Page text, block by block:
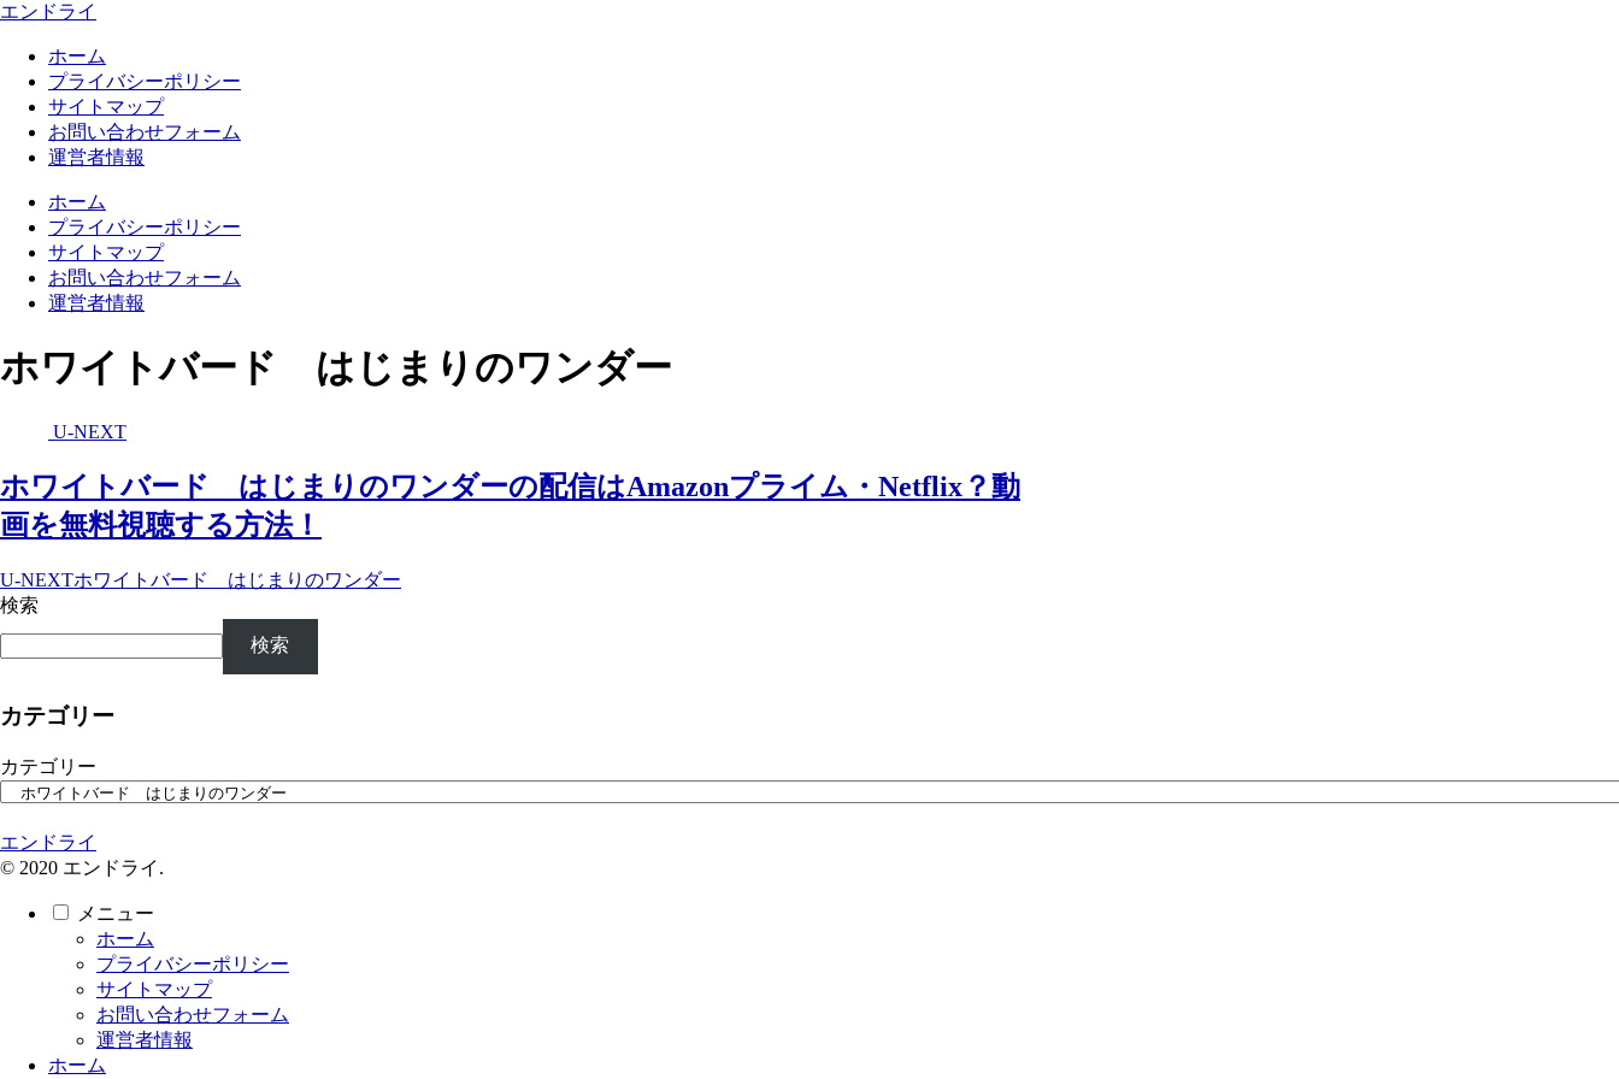
エンドライ
ホーム
プライバシーポリシー
サイトマップ
お問い合わせフォーム
運営者情報
ホーム
プライバシーポリシー
サイトマップ
お問い合わせフォーム
運営者情報
ホワイトバード はじまりのワンダー
U-NEXT
ホワイトバード はじまりのワンダーの配信はAmazonプライム・Netflix？動
画を無料視聴する方法！
U-NEXTホワイトバード はじまりのワンダー
検索
検索
カテゴリー
カテゴリー
エンドライ
© 2020 エンドライ.
メニュー
ホーム
プライバシーポリシー
サイトマップ
お問い合わせフォーム
運営者情報
ホーム